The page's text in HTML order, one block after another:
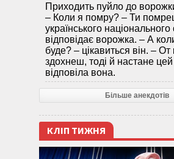
Приходить пуйло до
– Коли я помру? – Ти
українського
відповідає ворожка. – А
буде? – цікавиться він. – От
здохнеш, тоді й настане
відповіла вона.
Більше анекдотів
КЛІП ТИЖНЯ